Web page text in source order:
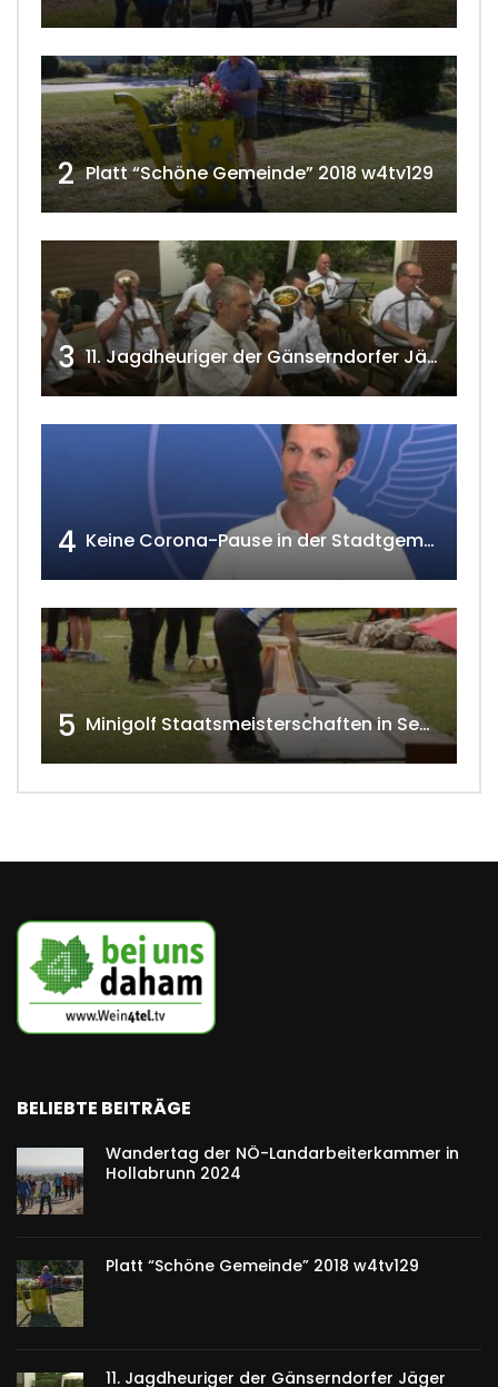
2 Platt “Schöne Gemeinde” 2018 w4tv129
3 11. Jagdheuriger der Gänserndorfer Jäger 2020 w4tv166
4 Keine Corona-Pause in der Stadtgemeinde Gänserndorf Teil 1. w4tv173-2021
5 Minigolf Staatsmeisterschaften in Seefeld-Kadolz w4tv174
BELIEBTE BEITRÄGE
Wandertag der NÖ-Landarbeiterkammer in
Hollabrunn 2024
Platt “Schöne Gemeinde” 2018 w4tv129
11. Jagdheuriger der Gänserndorfer Jäger